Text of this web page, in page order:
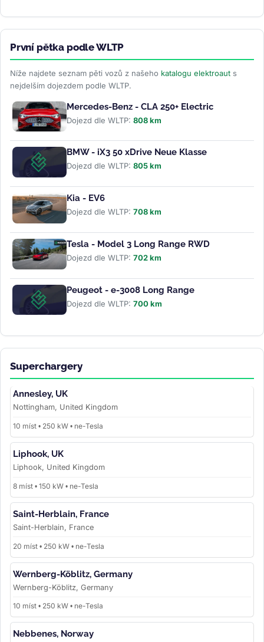
První pětka podle WLTP
Níže najdete seznam pěti vozů z našeho katalogu elektroaut s
nejdelším dojezdem podle WLTP.
Mercedes-Benz - CLA 250+ Electric
Dojezd dle WLTP: 808 km
BMW - iX3 50 xDrive Neue Klasse
Dojezd dle WLTP: 805 km
Kia - EV6
Dojezd dle WLTP: 708 km
Tesla - Model 3 Long Range RWD
Dojezd dle WLTP: 702 km
Peugeot - e-3008 Long Range
Dojezd dle WLTP: 700 km
Superchargery
Annesley, UK
Nottingham, United Kingdom
10 míst • 250 kW • ne-Tesla
Liphook, UK
Liphook, United Kingdom
8 míst • 150 kW • ne-Tesla
Saint-Herblain, France
Saint-Herblain, France
20 míst • 250 kW • ne-Tesla
Wernberg-Köblitz, Germany
Wernberg-Köblitz, Germany
10 míst • 250 kW • ne-Tesla
Nebbenes, Norway